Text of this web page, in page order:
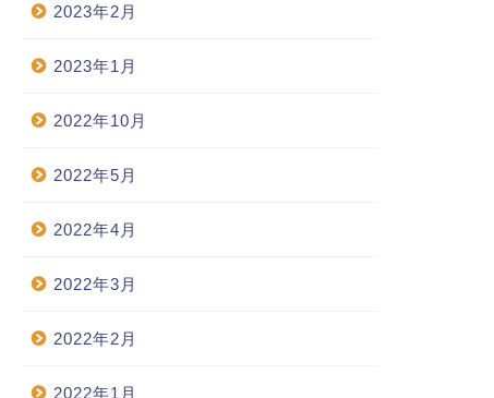
2023年2月
2023年1月
2022年10月
2022年5月
2022年4月
2022年3月
2022年2月
2022年1月